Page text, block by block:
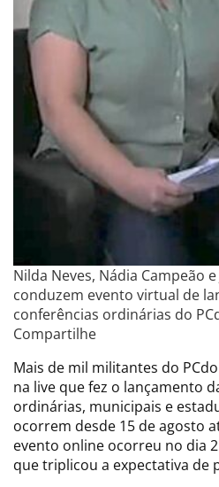
Nilda Neves, Nádia Campeão
conduzem evento virtual de
conferências ordinárias do
Compartilhe
Mais de mil militantes do
na live que fez o lançamento
ordinárias, municipais e
ocorrem desde 15 de agosto
evento online ocorreu no dia
que triplicou a expectativa de